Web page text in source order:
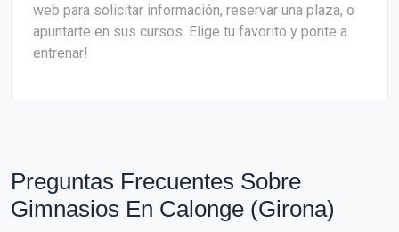
web para solicitar información, reservar una plaza, o
apuntarte en sus cursos. Elige tu favorito y ponte a
entrenar!
Preguntas Frecuentes Sobre
Gimnasios En Calonge (Girona)